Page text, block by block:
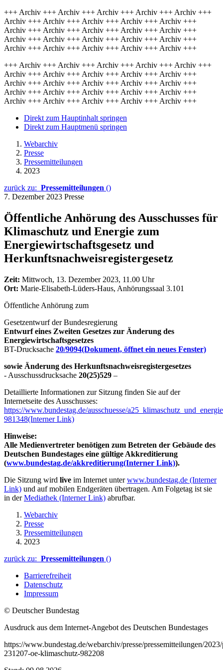
+++ Archiv +++ Archiv +++ Archiv +++ Archiv +++ Archiv +++
Archiv +++ Archiv +++ Archiv +++ Archiv +++ Archiv +++
Archiv +++ Archiv +++ Archiv +++ Archiv +++ Archiv +++
Archiv +++ Archiv +++ Archiv +++ Archiv +++ Archiv +++
Archiv +++ Archiv +++ Archiv +++ Archiv +++ Archiv +++
+++ Archiv +++ Archiv +++ Archiv +++ Archiv +++ Archiv +++
Archiv +++ Archiv +++ Archiv +++ Archiv +++ Archiv +++
Archiv +++ Archiv +++ Archiv +++ Archiv +++ Archiv +++
Archiv +++ Archiv +++ Archiv +++ Archiv +++ Archiv +++
Archiv +++ Archiv +++ Archiv +++ Archiv +++ Archiv +++
Direkt zum Hauptinhalt springen
Direkt zum Hauptmenü springen
Webarchiv
Presse
Pressemitteilungen
2023
zurück zu: Pressemitteilungen ()
7. Dezember 2023 Presse
Öffentliche Anhörung des Ausschusses für
Klimaschutz und Energie zum
Energiewirtschaftsgesetz und
Herkunftsnachweisregistergesetz
Zeit: Mittwoch, 13. Dezember 2023, 11.00 Uhr
Ort: Marie-Elisabeth-Lüders-Haus, Anhörungssaal 3.101
Öffentliche Anhörung zum
Gesetzentwurf der Bundesregierung
Entwurf eines Zweiten Gesetzes zur Änderung des
Energiewirtschaftsgesetzes
BT-Drucksache 20/9094(Dokument, öffnet ein neues Fenster)
sowie Änderung des Herkunftsnachweisregistergesetzes
- Ausschussdrucksache 20(25)529 –
Detaillierte Informationen zur Sitzung finden Sie auf der
Internetseite des Ausschusses:
https://www.bundestag.de/ausschuesse/
981348(Interner Link)
Hinweise:
Alle Medienvertreter benötigen zum Betreten der Gebäude des
Deutschen Bundestages eine gültige Akkreditierung
(www.bundestag.de/akkreditierung(Interner Link)).
Die Sitzung wird live im Internet unterwww.bundestag.de (Interner
Link) und auf mobilen Endgeräten übertragen. Am Folgetag ist sie
in derMediathek (Interner Link) abrufbar.
Webarchiv
Presse
Pressemitteilungen
2023
zurück zu: Pressemitteilungen ()
Barrierefreiheit
Datenschutz
Impressum
© Deutscher Bundestag
Ausdruck aus dem Internet-Angebot des Deutschen Bundestages
https://www.bundestag.de/webarchiv/presse/pressemitteilungen/
231207-oe-klimaschutz-982208